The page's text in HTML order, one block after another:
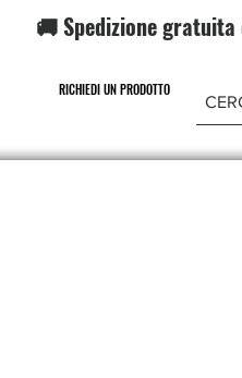
🚚 Spedizione
RICHIEDI UN PRODOTTO